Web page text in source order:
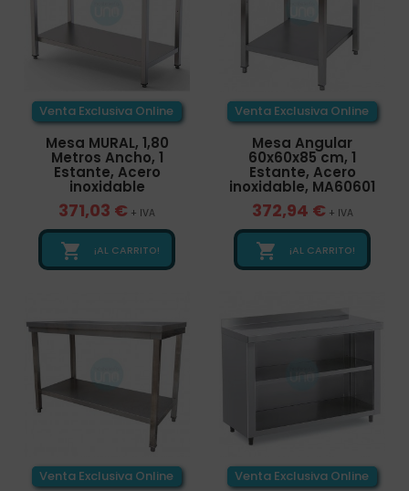
Venta Exclusiva Online
Mesa MURAL, 1,80
Metros Ancho, 1
Estante, Acero
inoxidable
371,03 € + IVA
 ¡AL CARRITO!
Venta Exclusiva Online
Mesa Angular
60x60x85 cm, 1
Estante, Acero
inoxidable, MA60601
372,94 € + IVA
 ¡AL CARRITO!
Venta Exclusiva Online Venta Exclusiva Online